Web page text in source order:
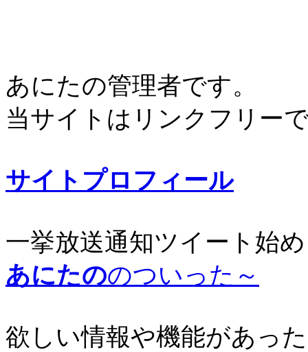
あにたの管理者です。
当サイトはリンクフリー
サイトプロフィール
一挙放送通知ツイート始
あにたののついった～
欲しい情報や機能があっ